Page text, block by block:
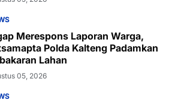
Merespons Laporan Warga,
Polda Kalteng Padamkan
Lahan
05, 2026